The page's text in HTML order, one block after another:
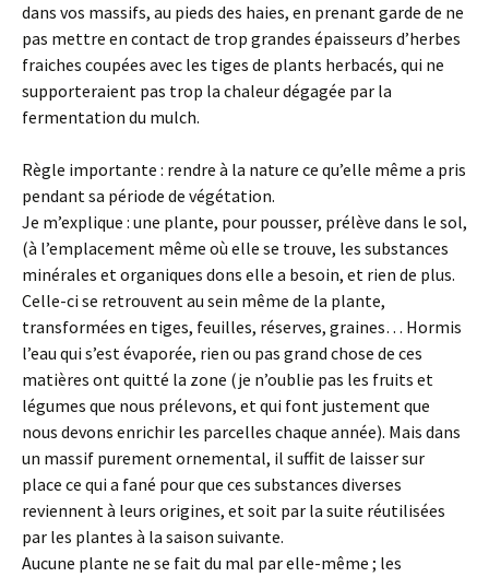
dans vos massifs, au pieds des haies, en prenant garde de ne
pas mettre en contact de trop grandes épaisseurs d’herbes
fraiches coupées avec les tiges de plants herbacés, qui ne
supporteraient pas trop la chaleur dégagée par la
fermentation du mulch.
Règle importante : rendre à la nature ce qu’elle même a pris
pendant sa période de végétation.
Je m’explique : une plante, pour pousser, prélève dans le sol,
(à l’emplacement même où elle se trouve, les substances
minérales et organiques dons elle a besoin, et rien de plus.
Celle-ci se retrouvent au sein même de la plante,
transformées en tiges, feuilles, réserves, graines… Hormis
l’eau qui s’est évaporée, rien ou pas grand chose de ces
matières ont quitté la zone (je n’oublie pas les fruits et
légumes que nous prélevons, et qui font justement que
nous devons enrichir les parcelles chaque année). Mais dans
un massif purement ornemental, il suffit de laisser sur
place ce qui a fané pour que ces substances diverses
reviennent à leurs origines, et soit par la suite réutilisées
par les plantes à la saison suivante.
Aucune plante ne se fait du mal par elle-même ; les